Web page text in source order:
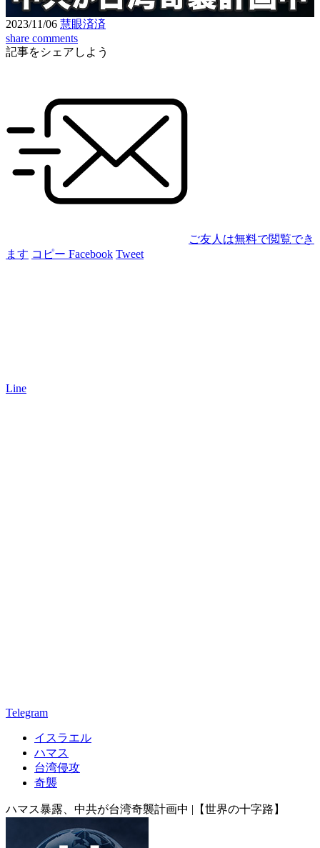
Video
2023/11/06 慧眼済済
share comments
記事をシェアしよう
ご友人は無料で閲覧でき
ます コピー Facebook Tweet
Line
Telegram
イスラエル
ハマス
台湾侵攻
奇襲
ハマス暴露、中共が台湾奇襲計画中 |【世界の十字路】